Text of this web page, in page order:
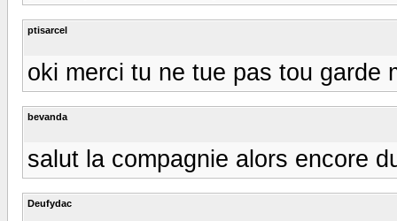
ptisarcel
oki merci tu ne tue pas tou garde
bevanda
salut la compagnie alors encore
Deufydac